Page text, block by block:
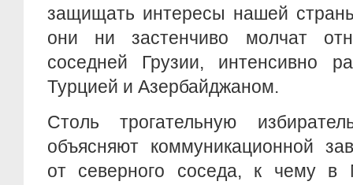
защищать интересы нашей
они ни застенчиво молчат
соседней Грузии, интенсивно
Турцией и Азербайджаном.
Столь трогательную
объясняют коммуникационной
от северного соседа, к чему в